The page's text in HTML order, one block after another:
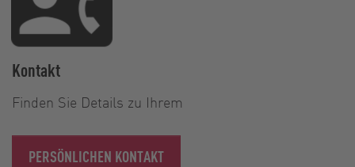
Kontakt
Finden Sie Details zu Ihrem
PERSÖNLICHEN KONTAKT